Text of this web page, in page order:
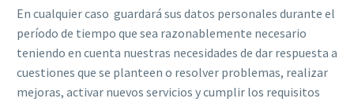
En cualquier caso guardará sus datos personales durante el
período de tiempo que sea razonablemente necesario
teniendo en cuenta nuestras necesidades de dar respuesta a
cuestiones que se planteen o resolver problemas, realizar
mejoras, activar nuevos servicios y cumplir los requisitos